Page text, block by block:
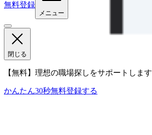
無料登録
メニュー
閉じる
【無料】理想の職場探しをサポートします
かんたん30秒無料登録する